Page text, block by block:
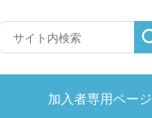
加入者専用ページ